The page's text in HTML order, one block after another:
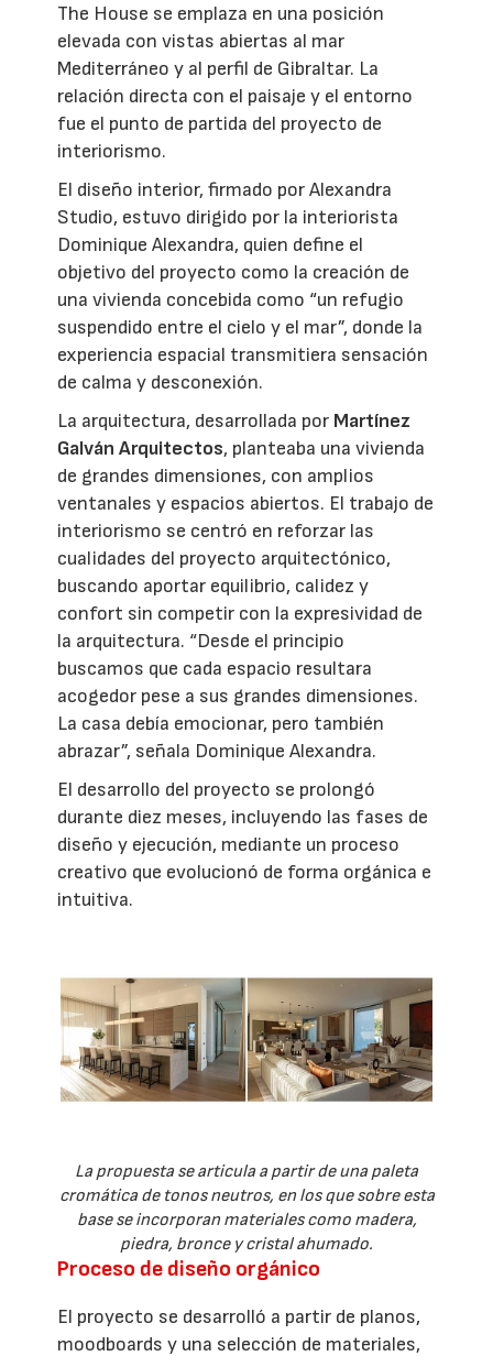
The House se emplaza en una posición
elevada con vistas abiertas al mar
Mediterráneo y al perfil de Gibraltar. La
relación directa con el paisaje y el entorno
fue el punto de partida del proyecto de
interiorismo.
El diseño interior, firmado por Alexandra
Studio, estuvo dirigido por la interiorista
Dominique Alexandra, quien define el
objetivo del proyecto como la creación de
una vivienda concebida como “un refugio
suspendido entre el cielo y el mar”, donde la
experiencia espacial transmitiera sensación
de calma y desconexión.
La arquitectura, desarrollada por Martínez
Galván Arquitectos, planteaba una vivienda
de grandes dimensiones, con amplios
ventanales y espacios abiertos. El trabajo de
interiorismo se centró en reforzar las
cualidades del proyecto arquitectónico,
buscando aportar equilibrio, calidez y
confort sin competir con la expresividad de
la arquitectura. “Desde el principio
buscamos que cada espacio resultara
acogedor pese a sus grandes dimensiones.
La casa debía emocionar, pero también
abrazar”, señala Dominique Alexandra.
El desarrollo del proyecto se prolongó
durante diez meses, incluyendo las fases de
diseño y ejecución, mediante un proceso
creativo que evolucionó de forma orgánica e
intuitiva.
La propuesta se articula a partir de una paleta
cromática de tonos neutros, en los que sobre esta
base se incorporan materiales como madera,
piedra, bronce y cristal ahumado.
Proceso de diseño orgánico
El proyecto se desarrolló a partir de planos,
moodboards y una selección de materiales,